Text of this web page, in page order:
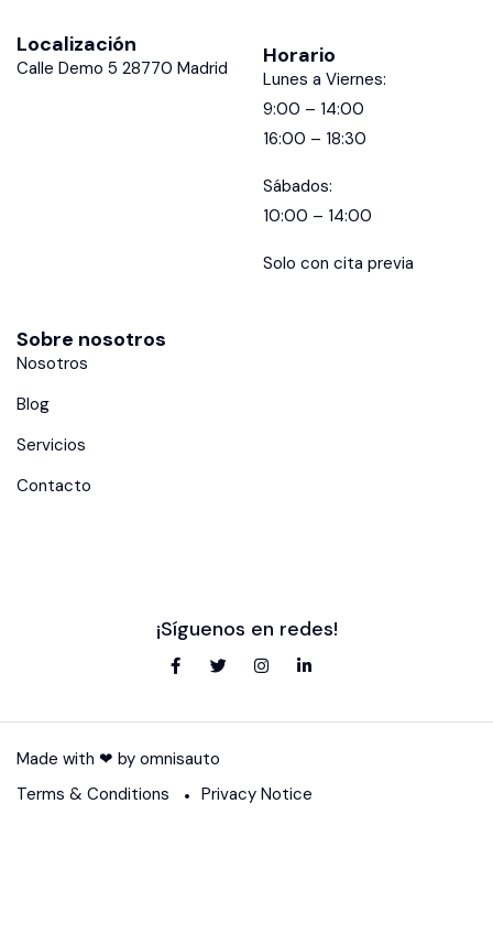
Localización
Calle Demo 5 28770 Madrid Horario
Lunes a Viernes:
9:00 – 14:00
16:00 – 18:30
Sábados:
10:00 – 14:00
Solo con cita previa
Sobre nosotros
Nosotros
Blog
Servicios
Contacto
¡Síguenos en redes!
Made with ❤ by omnisauto
Terms & Conditions
Privacy Notice